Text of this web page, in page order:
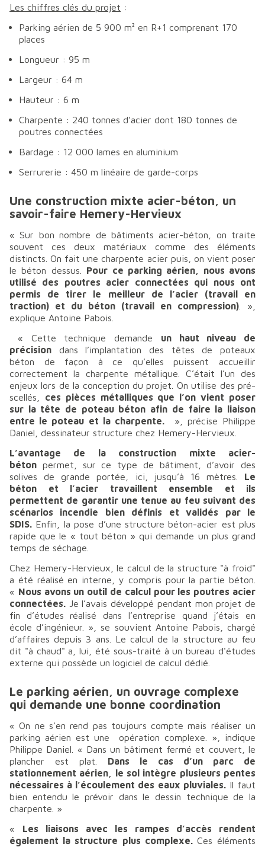
Les chiffres clés du projet :
Parking aérien de 5 900 m² en R+1 comprenant 170
places
Longueur : 95 m
Largeur : 64 m
Hauteur : 6 m
Charpente : 240 tonnes d’acier dont 180 tonnes de
poutres connectées
Bardage : 12 000 lames en aluminium
Serrurerie : 450 m linéaire de garde-corps
Une construction mixte acier-béton, un
savoir-faire Hemery-Hervieux
«Sur bon nombre de bâtiments acier-béton, on traite
souvent ces deux matériaux comme des éléments
distincts. On fait une charpente acier puis, on vient poser
le béton dessus. Pour ce parking aérien, nous avons
utilisé des poutres acier connectées qui nous ont
permis de tirer le meilleur de l’acier (travail en
traction) et du béton (travail en compression)
»,
explique Antoine Pabois.
« Cette technique demande un haut niveau de
précision dans l’implantation des têtes de poteaux
béton de façon à ce qu’elles puissent accueillir
correctement la charpente métallique. C’était l’un des
enjeux lors de la conception du projet. On utilise des pré-
scellés, ces pièces métalliques que l’on vient poser
sur la tête de poteau béton afin de faire la liaison
entre le poteau et la charpente.
», précise Philippe
Daniel, dessinateur structure chez Hemery-Hervieux.
L’avantage de la construction mixte acier-
béton permet, sur ce type de bâtiment, d’avoir des
solives de grande portée, ici, jusqu’à 16 mètres. Le
béton et l’acier travaillent ensemble et ils
permettent de garantir une tenue au feu suivant des
scénarios incendie bien définis et validés par le
SDIS. Enfin, la pose d’une structure béton-acier est plus
rapide que le « tout béton » qui demande un plus grand
temps de séchage.
Chez Hemery-Hervieux, le calcul de la structure "à froid"
a été réalisé en interne, y compris pour la partie béton.
« Nous avons un outil de calcul pour les poutres acier
connectées. Je l’avais développé pendant mon projet de
fin d’études réalisé dans l’entreprise quand j’étais en
école d’ingénieur. », se souvient Antoine Pabois, chargé
d’affaires depuis 3 ans. Le calcul de la structure au feu
dit "à chaud" a, lui, été sous-traité à un bureau d'études
externe qui possède un logiciel de calcul dédié.
Le parking aérien, un ouvrage complexe
qui demande une bonne coordination
«On ne s’en rend pas toujours compte mais réaliser un
parking aérien est une opération complexe. », indique
Philippe Daniel. « Dans un bâtiment fermé et couvert, le
plancher est plat. Dans le cas d’un parc de
stationnement aérien, le sol intègre plusieurs pentes
nécessaires à l’écoulement des eaux pluviales.Il faut
bien entendu le prévoir dans le dessin technique de la
charpente. »
« Les liaisons avec les rampes d’accès rendent
également la structure plus complexe. Ces éléments